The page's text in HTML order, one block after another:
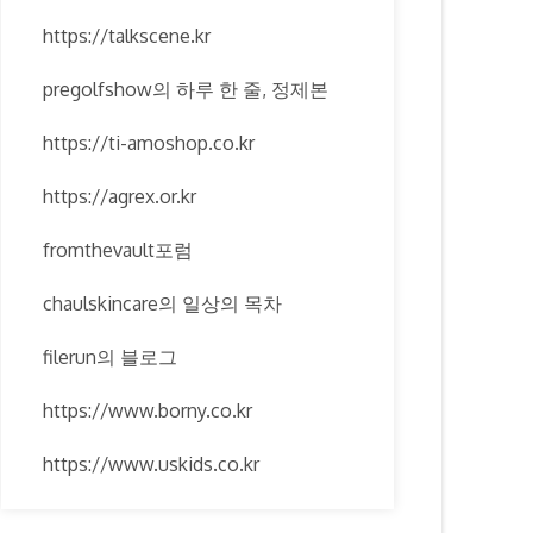
https://talkscene.kr
pregolfshow의 하루 한 줄, 정제본
https://ti-amoshop.co.kr
https://agrex.or.kr
fromthevault포럼
chaulskincare의 일상의 목차
filerun의 블로그
https://www.borny.co.kr
https://www.uskids.co.kr